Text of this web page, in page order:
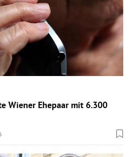
Wiener Ehepaar mit 6.300